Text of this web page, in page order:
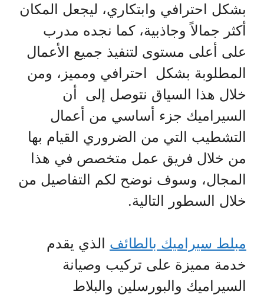
بشكل احترافي وابتكاري، ليجعل المكان
أكثر جمالاً وجاذبية، كما نجده مدرب
على أعلى مستوى لتنفيذ جميع الأعمال
المطلوبة بشكل احترافي ومميز، ومن
خلال هذا السياق نتوصل إلى أن
السيراميك جزء أساسي من أعمال
التشطيب التي من الضروري القيام بها
من خلال فريق عمل متخصص في هذا
المجال، وسوف نوضح لكم التفاصيل من
خلال السطور التالية.
مبلط سيراميك بالطائف الذي يقدم
خدمة مميزة على تركيب وصيانة
السيراميك والبورسلين والبلاط